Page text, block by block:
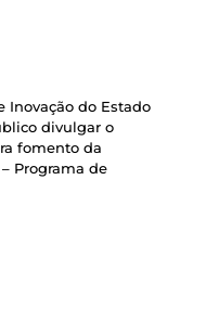
Inovação do Estado
divulgar o
fomento da
Programa de